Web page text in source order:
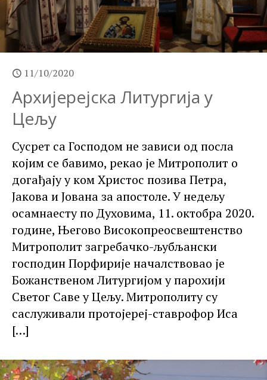
11/10/2020
Архијерејска Литургија у
Цељу
Сусрет са Господом не зависи од посла
којим се бавимо, рекао је Митрополит о
догађају у ком Христос позива Петра,
Јакова и Јована за апостоле. У недељу
осамнаесту по Духовима, 11. октобра 2020.
године, Његово Високопреосвештенство
Митрополит загребачко-љубљански
господин Порфирије началствовао је
Божанственом Литургијом у парохији
Светог Саве у Цељу. Митрополиту су
саслуживали протојереј-ставрофор Иса
[…]